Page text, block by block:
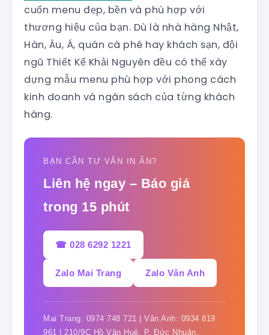
cuốn menu đẹp, bền và phù hợp với
thương hiệu của bạn. Dù là nhà hàng Nhật,
Hàn, Âu, Á, quán cà phê hay khách sạn, đội
ngũ Thiết Kế Khải Nguyên đều có thể xây
dựng mẫu menu phù hợp với phong cách
kinh doanh và ngân sách của từng khách
hàng.
BẠN CẦN TƯ VẤN IN ẤN?
Liên hệ ngay – Báo giá
trong 15 phút
☎ 028 6292 1221
Zalo Mai Trang Zalo Vân Anh
Mai Trang: 0974 748 721 | Vân Anh: 0934 819
961 | 210/9C Hồ Văn Huê, P. Đức Nhuận,